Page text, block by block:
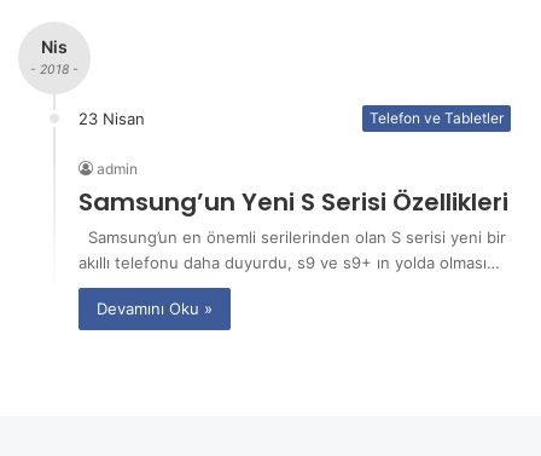
Nis
- 2018 -
23 Nisan Telefon ve Tabletler
admin
Samsung’un Yeni S Serisi Özellikleri
Samsung’un en önemli serilerinden olan S serisi yeni bir
akıllı telefonu daha duyurdu, s9 ve s9+ ın yolda olması…
Devamını Oku »